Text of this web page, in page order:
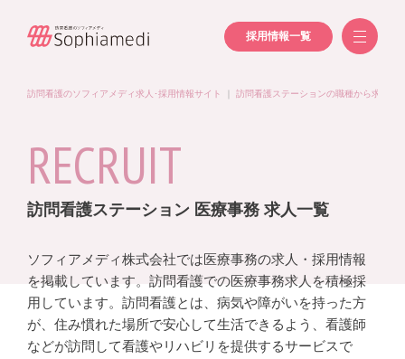
採用情報一覧
訪問看護のソフィアメディ求人･採用情報サイト 訪問看護ステーションの職種から求人を
RECRUIT
訪問看護ステーション 医療事務 求人一覧
ソフィアメディ株式会社では医療事務の求人・採用情報
を掲載しています。訪問看護での医療事務求人を積極採
用しています。訪問看護とは、病気や障がいを持った方
が、住み慣れた場所で安心して生活できるよう、看護師
などが訪問して看護やリハビリを提供するサービスで